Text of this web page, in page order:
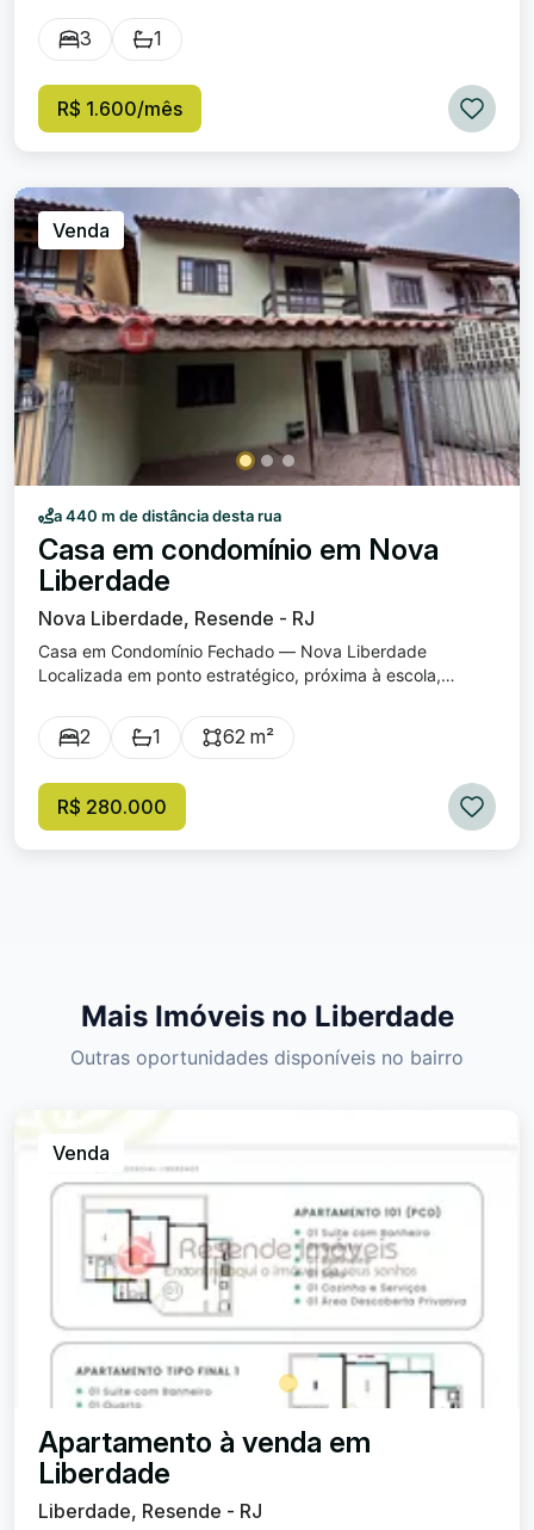
Liberdade, ideal para quem busca espaço e conforto para
a família.
3 1
R$ 1.600/mês
Venda
a 440 m de distância desta rua
Casa em condomínio em Nova
Liberdade
Nova Liberdade, Resende - RJ
Casa em Condomínio Fechado — Nova Liberdade
Localizada em ponto estratégico, próxima à escola,
segurança no seu dia a dia. O imóvel conta com: ✔ 2
quartos ✔ Banheiro social ✔ Sala ampla - atualmente
✔ Área de serviço ✔ Garagem coberta ✔ Quintal com
cobertura ✔ Condomínio fechado com poucas unidades
2 1 62 m²
R$ 280.000
Mais Imóveis no Liberdade
Outras oportunidades disponíveis no bairro
Venda
Apartamento à venda em
Liberdade
Liberdade, Resende - RJ